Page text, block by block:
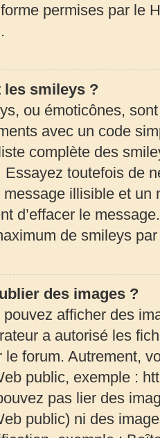
permises par le
les smileys ?
ou émoticônes,
avec un code
complète des
Essayez toutefois de
message illisible et un
d’effacer le
de smileys
des images ?
pouvez afficher des
a autorisé les
le forum. Autrement,
public, exemple :
pas lier des
public) ni des